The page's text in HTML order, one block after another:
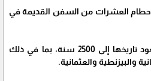
حطام العشرات من السفن القديمة في
وعُثر على حطام 60 سفينة يعود تاريخها إلى 2500 سنة، بما في ذلك
والبيزنطية والعثمانية.